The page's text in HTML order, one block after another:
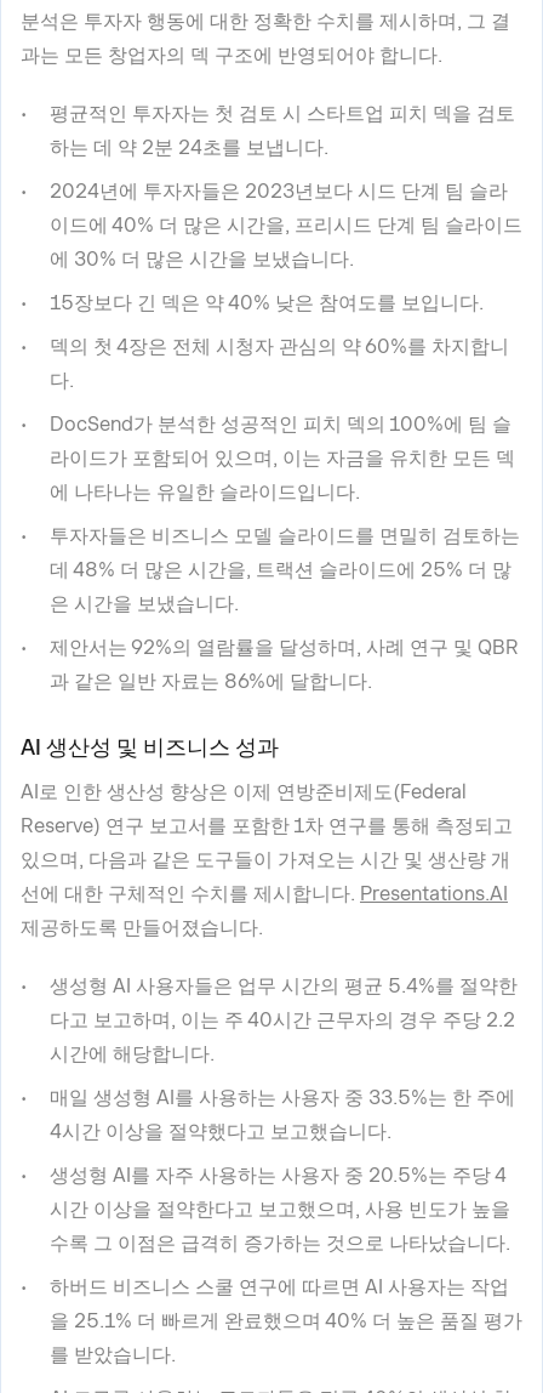
분석은 투자자 행동에 대한 정확한 수치를 제시하며, 그 결
과는 모든 창업자의 덱 구조에 반영되어야 합니다.
평균적인 투자자는 첫 검토 시 스타트업 피치 덱을 검토
하는 데 약 2분 24초를 보냅니다.
2024년에 투자자들은 2023년보다 시드 단계 팀 슬라
이드에 40% 더 많은 시간을, 프리시드 단계 팀 슬라이드
에 30% 더 많은 시간을 보냈습니다.
15장보다 긴 덱은 약 40% 낮은 참여도를 보입니다.
덱의 첫 4장은 전체 시청자 관심의 약 60%를 차지합니
다.
DocSend가 분석한 성공적인 피치 덱의 100%에 팀 슬
라이드가 포함되어 있으며, 이는 자금을 유치한 모든 덱
에 나타나는 유일한 슬라이드입니다.
투자자들은 비즈니스 모델 슬라이드를 면밀히 검토하는
데 48% 더 많은 시간을, 트랙션 슬라이드에 25% 더 많
은 시간을 보냈습니다.
제안서는 92%의 열람률을 달성하며, 사례 연구 및 QBR
과 같은 일반 자료는 86%에 달합니다.
AI 생산성 및 비즈니스 성과
AI로 인한 생산성 향상은 이제 연방준비제도(Federal
Reserve) 연구 보고서를 포함한 1차 연구를 통해 측정되고
있으며, 다음과 같은 도구들이 가져오는 시간 및 생산량 개
선에 대한 구체적인 수치를 제시합니다. Presentations.AI
제공하도록 만들어졌습니다.
생성형 AI 사용자들은 업무 시간의 평균 5.4%를 절약한
다고 보고하며, 이는 주 40시간 근무자의 경우 주당 2.2
시간에 해당합니다.
매일 생성형 AI를 사용하는 사용자 중 33.5%는 한 주에
4시간 이상을 절약했다고 보고했습니다.
생성형 AI를 자주 사용하는 사용자 중 20.5%는 주당 4
시간 이상을 절약한다고 보고했으며, 사용 빈도가 높을
수록 그 이점은 급격히 증가하는 것으로 나타났습니다.
하버드 비즈니스 스쿨 연구에 따르면 AI 사용자는 작업
을 25.1% 더 빠르게 완료했으며 40% 더 높은 품질 평가
를 받았습니다.